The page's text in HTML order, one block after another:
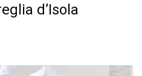
d’Isola